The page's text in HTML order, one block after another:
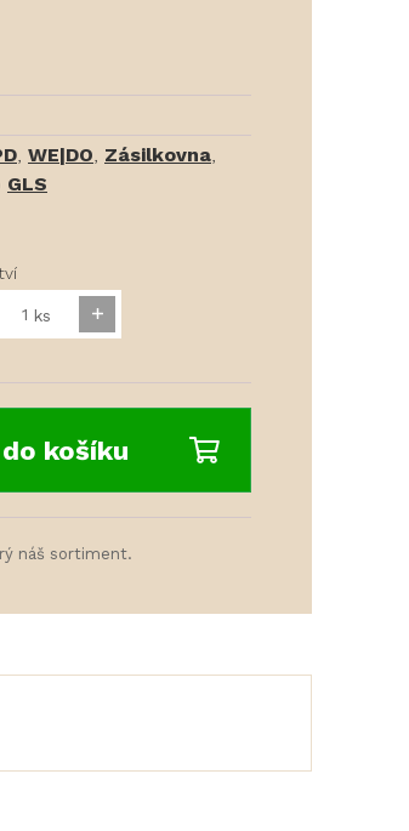
, WE|DO, Zásilkovna,
GLS
ks
košíku
náš sortiment.